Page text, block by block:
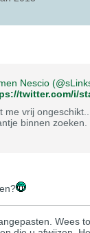
Nescio
me vrij
binnen zoeken.
Wees